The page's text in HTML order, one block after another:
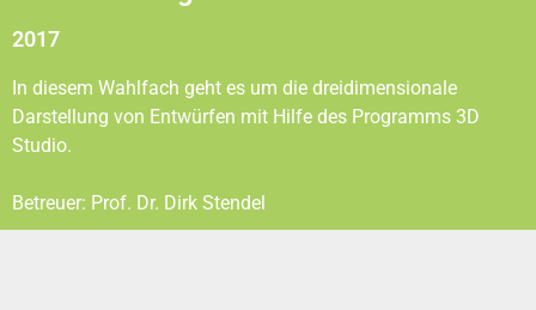
2017
In diesem Wahlfach geht es um die dreidimensionale
Darstellung von Entwürfen mit Hilfe des Programms 3D
Studio.
Betreuer: Prof. Dr. Dirk Stendel